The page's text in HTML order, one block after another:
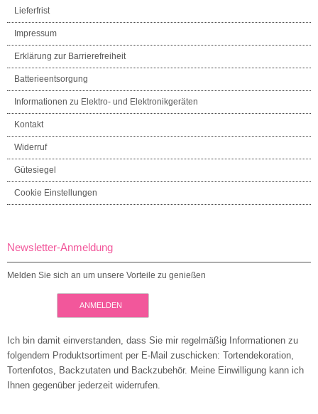
Lieferfrist
Impressum
Erklärung zur Barrierefreiheit
Batterieentsorgung
Informationen zu Elektro- und Elektronikgeräten
Kontakt
Widerruf
Gütesiegel
Cookie Einstellungen
Newsletter-Anmeldung
Melden Sie sich an um unsere Vorteile zu genießen
ANMELDEN
Ich bin damit einverstanden, dass Sie mir regelmäßig Informationen zu
folgendem Produktsortiment per E-Mail zuschicken: Tortendekoration,
Tortenfotos, Backzutaten und Backzubehör. Meine Einwilligung kann ich
Ihnen gegenüber jederzeit widerrufen.